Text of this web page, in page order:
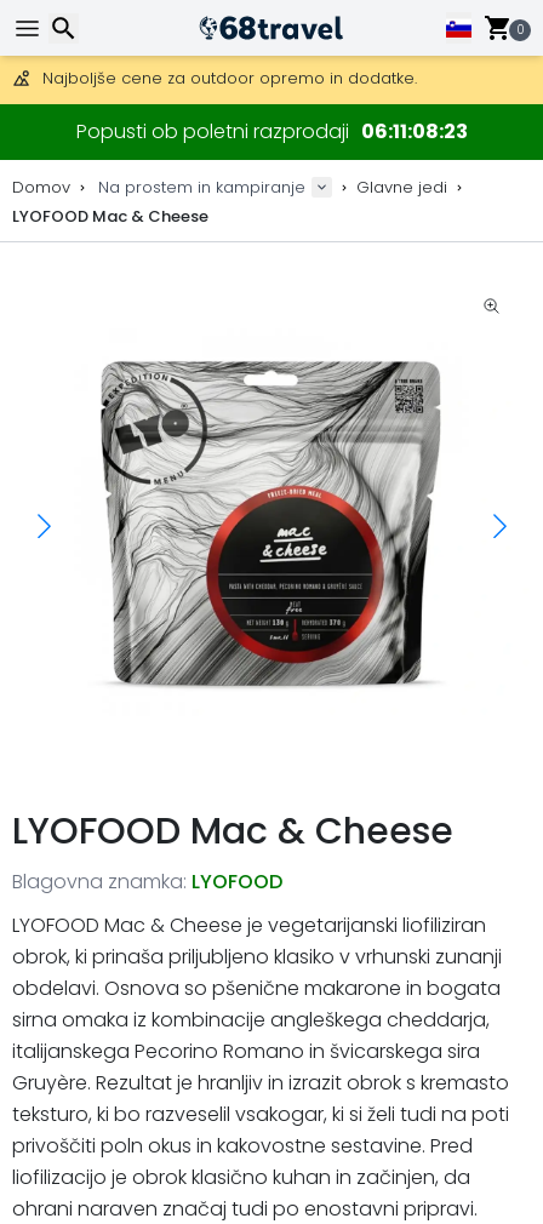
0
Na voljo je tudi DHL Express čez noč.
30 dni za vračilo, 90 dni za lesene zemljevide in dekoracije.
Najboljše cene za outdoor opremo in dodatke.
Popusti ob poletni razprodaji 06110823
Domov Na prostem in kampiranje
Glavne jedi
LYOFOOD Mac & Cheese
LYOFOOD Mac & Cheese
Blagovna znamka: LYOFOOD
LYOFOOD Mac & Cheese je vegetarijanski liofiliziran
obrok, ki prinaša priljubljeno klasiko v vrhunski zunanji
obdelavi. Osnova so pšenične makarone in bogata
sirna omaka iz kombinacije angleškega cheddarja,
italijanskega Pecorino Romano in švicarskega sira
Gruyère. Rezultat je hranljiv in izrazit obrok s kremasto
teksturo, ki bo razveselil vsakogar, ki si želi tudi na poti
privoščiti poln okus in kakovostne sestavine. Pred
liofilizacijo je obrok klasično kuhan in začinjen, da
ohrani naraven značaj tudi po enostavni pripravi.
Iskanje